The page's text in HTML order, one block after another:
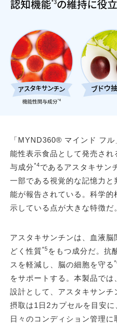
「MYND360® マインド フ
能性表示食品として発売さ
与成分*4であるアスタキサン
一部である視覚的な記憶力と
能が報告されている。科学
示している点が大きな特徴だ
アスタキサンチンは、血液脳
どく性質*5 をもつ成分だ。抗
スを軽減し、脳の細胞を守る
をサポートする。本製品で
設計として、アスタキサンチ
摂取は1日2カプセルを目安に
日々のコンディション管理